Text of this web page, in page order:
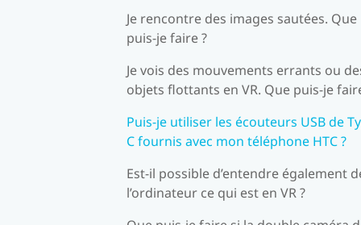
Je rencontre des images sautées. Que
puis-je faire ?
Je vois des mouvements errants ou
objets flottants en VR. Que puis-je
Puis-je utiliser les écouteurs USB de
C fournis avec mon téléphone HTC ?
Est-il possible d’entendre également
l’ordinateur ce qui est en VR ?